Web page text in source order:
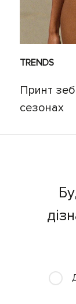
TRENDS
Принт
сезонах